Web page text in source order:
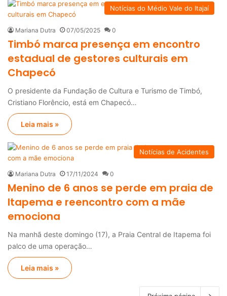
Notícias do Médio Vale do Itajaí
Mariana Dutra 07/05/2025 0
Timbó marca presença em encontro
estadual de gestores culturais em
Chapecó
O presidente da Fundação de Cultura e Turismo de Timbó,
Cristiano Florêncio, está em Chapecó…
Leia mais »
Notícias de Acidentes
Mariana Dutra 17/11/2024 0
Menino de 6 anos se perde em praia de
Itapema e reencontro com a mãe
emociona
Na manhã deste domingo (17), a Praia Central de Itapema foi
palco de uma operação…
Leia mais »